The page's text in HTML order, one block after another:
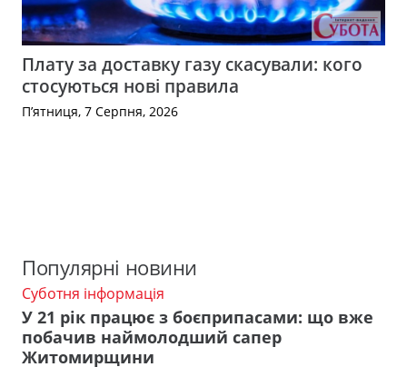
Плату за доставку газу скасували: кого
стосуються нові правила
П’ятниця, 7 Серпня, 2026
Популярні новини
Суботня інформація
У 21 рік працює з боєприпасами: що вже
побачив наймолодший сапер
Житомирщини